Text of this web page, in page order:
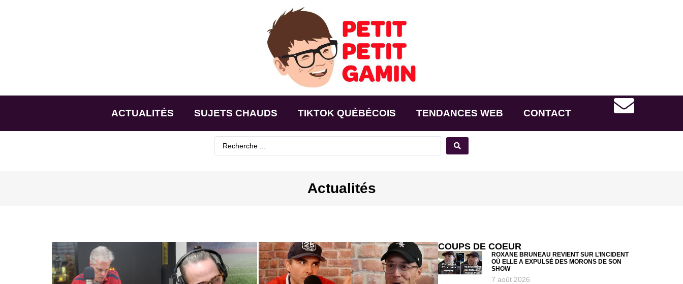
ACTUALITÉS SUJETS CHAUDS TIKTOK QUÉBÉCOIS TENDANCES WEB CONTACT
Actualités
COUPS DE COEUR
ROXANE BRUNEAU REVIENT SUR L’INCIDENT
OÙ ELLE A EXPULSÉ DES MORONS DE SON
SHOW
7 août 2026